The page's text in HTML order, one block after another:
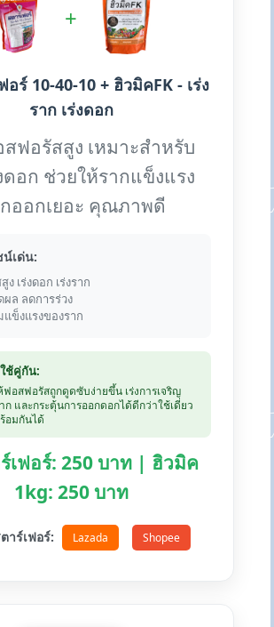
+
อร์ 10-40-10 + ฮิวมิคFK - เร่ง
ราก เร่งดอก
ฟอรัสสูง เหมาะสำหรับ
ดอก ช่วยให้รากแข็งแรง
ออกเยอะ คุณภาพดี
น์เด่น:
เร่งดอก เร่งราก
ผล ลดการร่วง
แข็งแรงของราก
ช้คู่กัน:
อสฟอรัสถูกดูดซับง่ายขึ้น เร่งการเจริญ
ก และกระตุ้นการออกดอกได้ดีกว่าใช้เดี่ยว
อมกันได้
เฟอร์: 250 บาท | ฮิวมิค
1kg: 250 บาท
าร์เฟอร์: Lazada Shopee